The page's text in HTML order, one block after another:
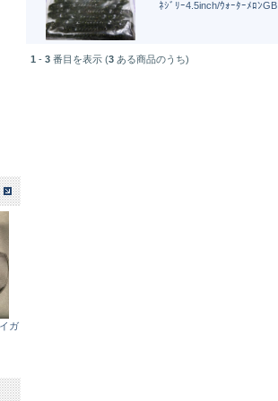
ガ
ﾈｼﾞﾘｰ4.5inch/ｳｫｰﾀｰﾒﾛﾝGB
1 - 3 番目を表示 (3 ある商品のうち)